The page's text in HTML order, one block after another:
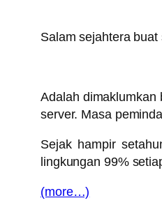
Salam sejahtera buat
Adalah dimaklumkan
server. Masa
Sejak hampir
lingkungan 99%
(more…)